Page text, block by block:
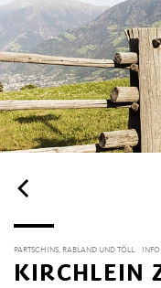
PARTSCHINS, RABLAND UND TÖLL
KIRCHLEIN